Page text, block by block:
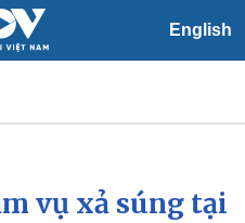
English
Xã hội
vụ xả súng tại